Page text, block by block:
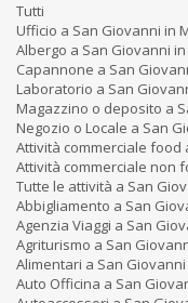
Tutti
Ufficio a San Giovanni in
Albergo a San Giovanni
Capannone a San
Laboratorio a San
Magazzino o deposito a
Negozio o Locale a San
Attività commerciale food
Attività commerciale non
Tutte le attività a San
Abbigliamento a San
Agenzia Viaggi a San
Agriturismo a San
Alimentari a San
Auto Officina a San